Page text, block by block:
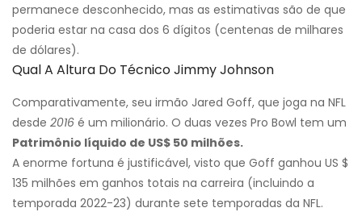
permanece desconhecido, mas as estimativas são de que
poderia estar na casa dos 6 dígitos (centenas de milhares
de dólares).
Qual A Altura Do Técnico Jimmy Johnson
Comparativamente, seu irmão Jared Goff, que joga na NFL
desde 2016 é um milionário. O duas vezes Pro Bowl tem um
Patrimônio líquido de US$ 50 milhões.
A enorme fortuna é justificável, visto que Goff ganhou US $
135 milhões em ganhos totais na carreira (incluindo a
temporada 2022-23) durante sete temporadas da NFL.